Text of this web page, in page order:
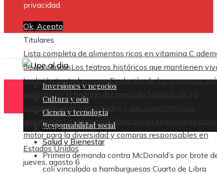
privacidad.
Ok, Acepto
Titulares
Lista completa de alimentos ricos en vitamina C
de los cítricosLos teatros históricos que mantienen
tradición teatral europeaEvolución de las empresas
valiosas en la historia del mercado bursátil Las 15
canciones más versionadas y sus características
universales
La responsabilidad social empresarial
motor para la diversidad y compras responsables en
Estados Unidos
jueves, agosto 6
Inversiones y negocios
Cultura y ocio
Ciencia y tecnología
Responsabilidad social
Inicio
Salud y Bienestar
Primera demanda contra McDonald’s por brote
coli vinculado a hamburguesas Cuarto de Libra